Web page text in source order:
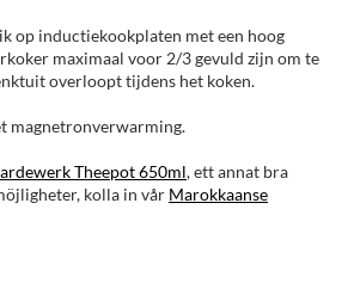
op inductiekookplaten met een hoog
maximaal voor 2/3 gevuld zijn om te
overloopt tijdens het koken.
magnetronverwarming.
Theepot 650ml, ett annat bra
kolla in vår Marokkaanse